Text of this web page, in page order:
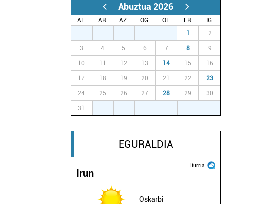
Abuztua 2026
AL. AR. AZ. OG. OL. LR.
IG.
1 2
3 4 5 6 7 8 9
10 11 12 13 14 15 16
17 18 19 20 21 22 23
24 25 26 27 28 29 30
31
EGURALDIA
Iturria:
Irun
Oskarbi